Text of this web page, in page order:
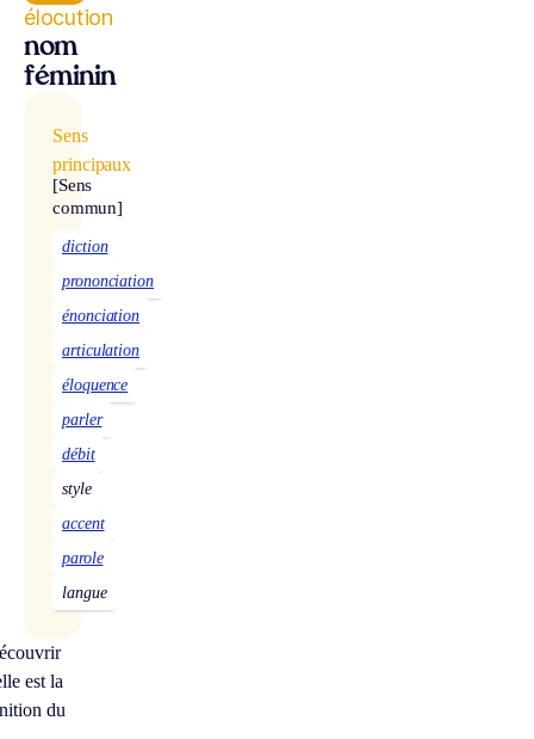
élocution
nom
féminin
Sens
principaux
[Sens
commun]
diction
prononciation
énonciation
articulation
éloquence
parler
débit
style
accent
parole
langue
est la
du